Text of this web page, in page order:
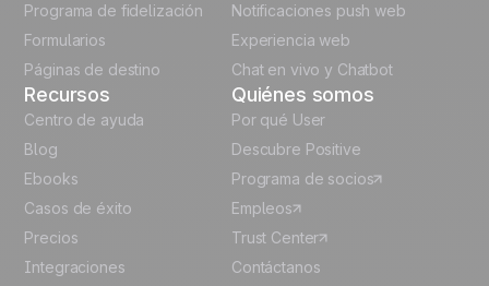
Programa de fidelización
Formularios
Páginas de destino
Notificaciones push web
Experiencia web
Chat en vivo y Chatbot
Recursos
Centro de ayuda
Blog
Ebooks
Casos de éxito
Precios
Integraciones
Quiénes somos
Por qué User
Descubre Positive
Programa de socios
Empleos
Trust Center
Contáctanos